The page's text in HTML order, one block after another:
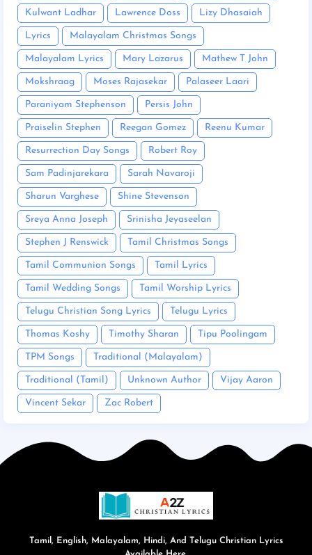
Kulwant Ladhar Lawrence Doss Lizy Dhasaiah
Lyrics Malayalam Christmas Songs
Malayalam Lyrics Mary Lazarus Mathew T John
Mokshraag Moses Rajasekar Palaseer Laari
Paraniyam Stephenson Persis John
Praiselin Stephen Reegan Gomez Reenu Kumar
Resurrection Day Songs Robert Roy
Sam Padinjarekara Sarah Navaroji
Sharun Varghese Shine Stevenson
Sreya Anna Joseph Srinisha Jeyaseelan
Stephen J Renswick Tamil Christmas Songs
Tamil Communion Songs Tamil Lyrics
Tamil Wedding Songs Tamil Worship Lyrics
Telugu Christian Song Lyrics Telugu Lyrics
Thomas Koshy Timothy Sharan Tipu Poolingam
TPM Songs Traditional (Malayalam)
Traditional (Tamil) Unknown Author Vijay Aaron
Vincent Sekar Zac Robert
Tamil, English, Malayalam, Hindi, And Telugu Christian Lyrics